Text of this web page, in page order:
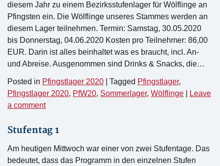
diesem Jahr zu einem Bezirksstufenlager für Wölflinge an
Pfingsten ein. Die Wölflinge unseres Stammes werden an
diesem Lager teilnehmen. Termin: Samstag, 30.05.2020
bis Donnerstag, 04.06.2020 Kosten pro Teilnehmer: 86,00
EUR. Darin ist alles beinhaltet was es braucht, incl. An-
und Abreise. Ausgenommen sind Drinks & Snacks, die…
Posted in Pfingstlager 2020 Tagged Pfingstlager,
Pfingstlager 2020, PfW20, Sommerlager, Wölflinge
Leave
a comment
Stufentag 1
Am heutigen Mittwoch war einer von zwei Stufentage. Das
bedeutet, dass das Programm in den einzelnen Stufen